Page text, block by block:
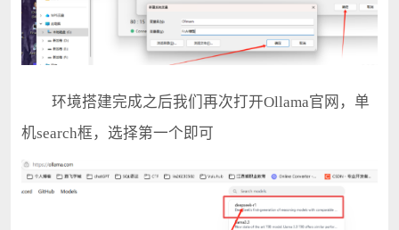
环境搭建完成之后我们再次打开Ollama官网，单
机search框，选择第一个即可